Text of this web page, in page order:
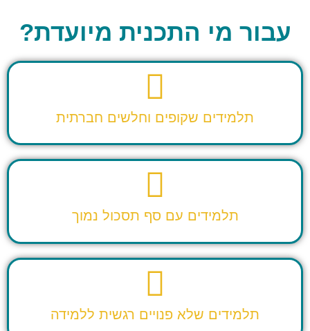
עבור מי התכנית מיועדת?
תלמידים שקופים וחלשים חברתית
תלמידים עם סף תסכול נמוך
תלמידים שלא פנויים רגשית ללמידה